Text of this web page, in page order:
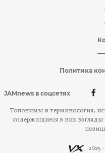
Политика
JAMnews в соцсетях
Топонимы и терминология,
содержащиеся в них
2025